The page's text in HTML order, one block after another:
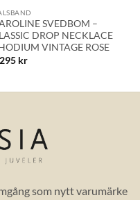
SVEDBOM –
DROP NECKLACE
VINTAGE ROSE
kr
som nytt varumärke